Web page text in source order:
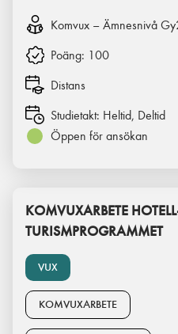
Komvux – Ämnesnivå
Poäng: 100
Distans
Studietakt: Heltid, Deltid
Öppen för ansökan
VUX
KOMVUXARBETE
TURISMPROGRAMMET
KOMVUXARBETE